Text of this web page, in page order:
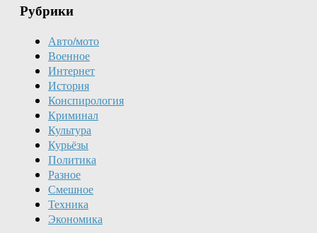
Рубрики
Авто/мото
Военное
Интернет
История
Конспирология
Криминал
Культура
Курьёзы
Политика
Разное
Смешное
Техника
Экономика